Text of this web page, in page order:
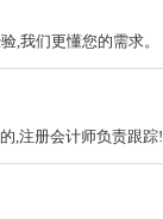
,我们更懂您的需求。
,注册会计师负责跟踪!